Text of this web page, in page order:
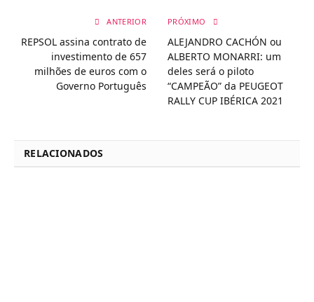
ANTERIOR
REPSOL assina contrato de
investimento de 657
milhões de euros com o
Governo Português
PRÓXIMO
ALEJANDRO CACHÓN ou
ALBERTO MONARRI: um
deles será o piloto
“CAMPEÃO” da PEUGEOT
RALLY CUP IBÉRICA 2021
RELACIONADOS